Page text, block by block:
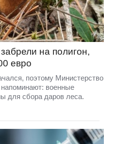
на полигон,
евро
поэтому Министерство
военные
для сбора даров леса.